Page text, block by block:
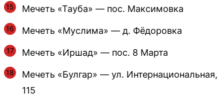
Мечеть «Тауба» — пос. Максимовка
Мечеть «Муслима» — д. Фёдоровка
Мечеть «Иршад» — пос. 8 Марта
Мечеть «Булгар» — ул. Интернациональная,
115